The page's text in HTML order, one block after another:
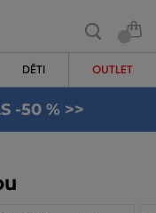
DĚTI OUTLET
-50 % >>